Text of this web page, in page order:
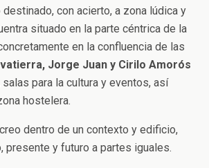
con acierto, a zona lúdica y
situado en la parte céntrica de la
en la confluencia de las
Jorge Juan y Cirilo Amorós
para la cultura y eventos, así
hostelera.
dentro de un contexto y edificio,
presente y futuro a partes iguales.